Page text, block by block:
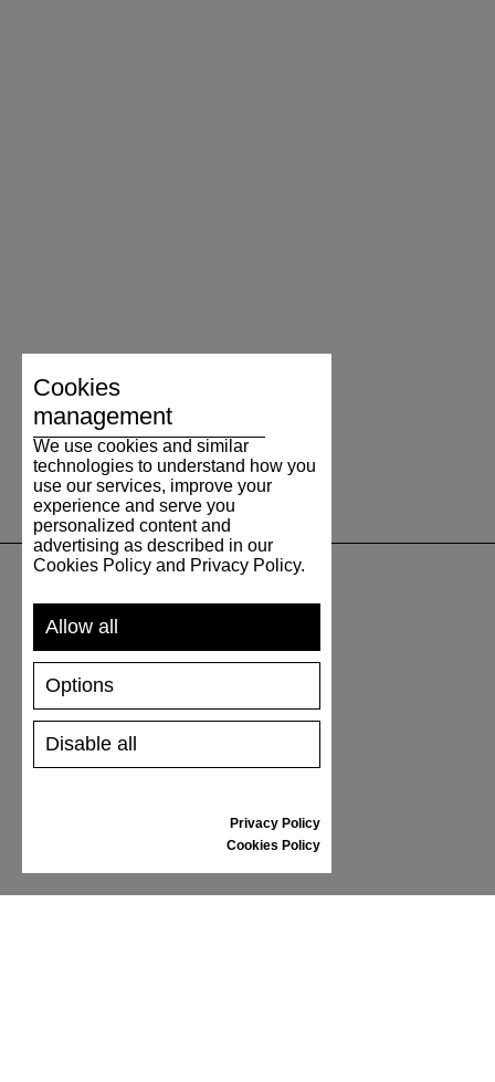
UNTERSTÜTZUNG
VERSAND UND ZAHLUNG
RÜCKSENDUNG
GRÖSSENTABELLE
SCHUHPFLEGE
Cookies
management
We use cookies and similar
technologies to understand how you
use our services, improve your
experience and serve you
personalized content and
advertising as described in our
Cookies Policy and Privacy Policy.
Allow all
Disable all
Options
Privacy Policy
Cookies Policy